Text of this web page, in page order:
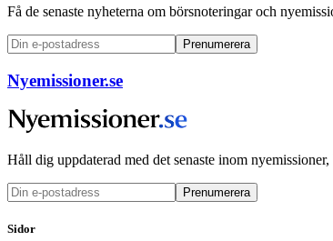
Få de senaste nyheterna om börsnoteringar och
Prenumerera
Nyemissioner.se
Håll dig uppdaterad med det senaste inom
Prenumerera
Sidor